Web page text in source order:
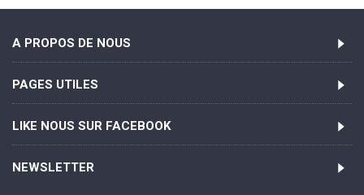
A PROPOS DE NOUS
PAGES UTILES
LIKE NOUS SUR FACEBOOK
NEWSLETTER